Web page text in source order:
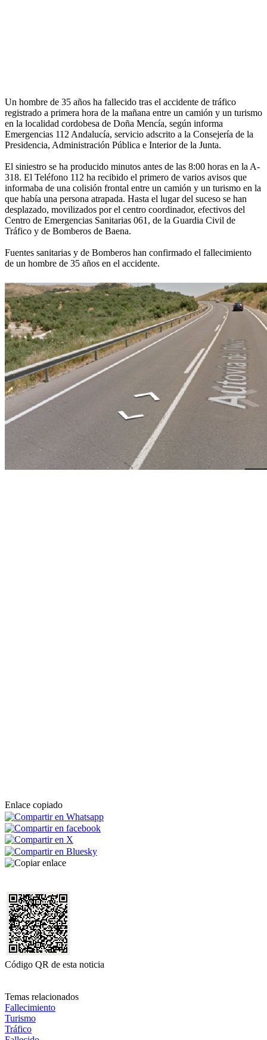
Un hombre de 35 años ha fallecido tras el accidente de tráfico
registrado a primera hora de la mañana entre un camión y un turismo
en la localidad cordobesa de Doña Mencía, según informa
Emergencias 112 Andalucía, servicio adscrito a la Consejería de la
Presidencia, Administración Pública e Interior de la Junta.
El siniestro se ha producido minutos antes de las 8:00 horas en la A-
318. El Teléfono 112 ha recibido el primero de varios avisos que
informaba de una colisión frontal entre un camión y un turismo en la
que había una persona atrapada. Hasta el lugar del suceso se han
desplazado, movilizados por el centro coordinador, efectivos del
Centro de Emergencias Sanitarias 061, de la Guardia Civil de
Tráfico y de Bomberos de Baena.
Fuentes sanitarias y de Bomberos han confirmado el fallecimiento
de un hombre de 35 años en el accidente.
Enlace copiado
Código QR de esta noticia
Temas relacionados
Fallecimiento
Turismo
Tráfico